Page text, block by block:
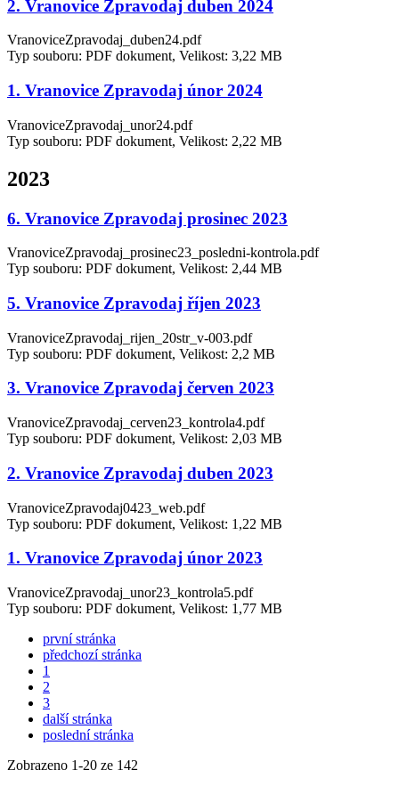
2. Vranovice Zpravodaj duben 2024
VranoviceZpravodaj_duben24.pdf
Typ souboru: PDF dokument, Velikost: 3,22 MB
1. Vranovice Zpravodaj únor 2024
VranoviceZpravodaj_unor24.pdf
Typ souboru: PDF dokument, Velikost: 2,22 MB
2023
6. Vranovice Zpravodaj prosinec 2023
VranoviceZpravodaj_prosinec23_posledni-kontrola.pdf
Typ souboru: PDF dokument, Velikost: 2,44 MB
5. Vranovice Zpravodaj říjen 2023
VranoviceZpravodaj_rijen_20str_v-003.pdf
Typ souboru: PDF dokument, Velikost: 2,2 MB
3. Vranovice Zpravodaj červen 2023
VranoviceZpravodaj_cerven23_kontrola4.pdf
Typ souboru: PDF dokument, Velikost: 2,03 MB
2. Vranovice Zpravodaj duben 2023
VranoviceZpravodaj0423_web.pdf
Typ souboru: PDF dokument, Velikost: 1,22 MB
1. Vranovice Zpravodaj únor 2023
VranoviceZpravodaj_unor23_kontrola5.pdf
Typ souboru: PDF dokument, Velikost: 1,77 MB
první stránka
předchozí stránka
1
2
3
další stránka
poslední stránka
Zobrazeno 1-20 ze 142